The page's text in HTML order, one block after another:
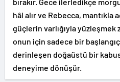
hâl alır ve Rebecca, mantıkla
güçlerin varlığıyla yüzleşmek
onun için sadece bir
derinleşen doğaüstü bir
deneyime dönüşür.